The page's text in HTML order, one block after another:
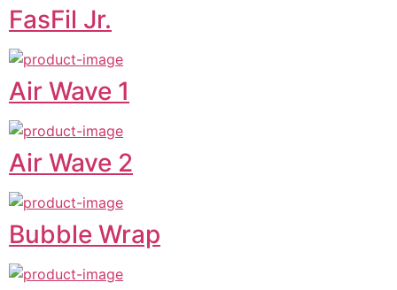
FasFil Jr.
Air Wave 1
Air Wave 2
Bubble Wrap